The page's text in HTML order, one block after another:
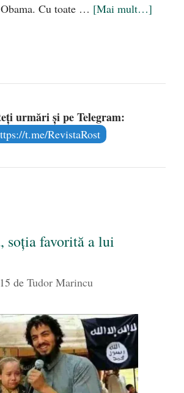
Cu toate … [Mai mult…]
urmări și pe Telegram:
t.me/RevistaRost
soția favorită a lui
de Tudor Marincu